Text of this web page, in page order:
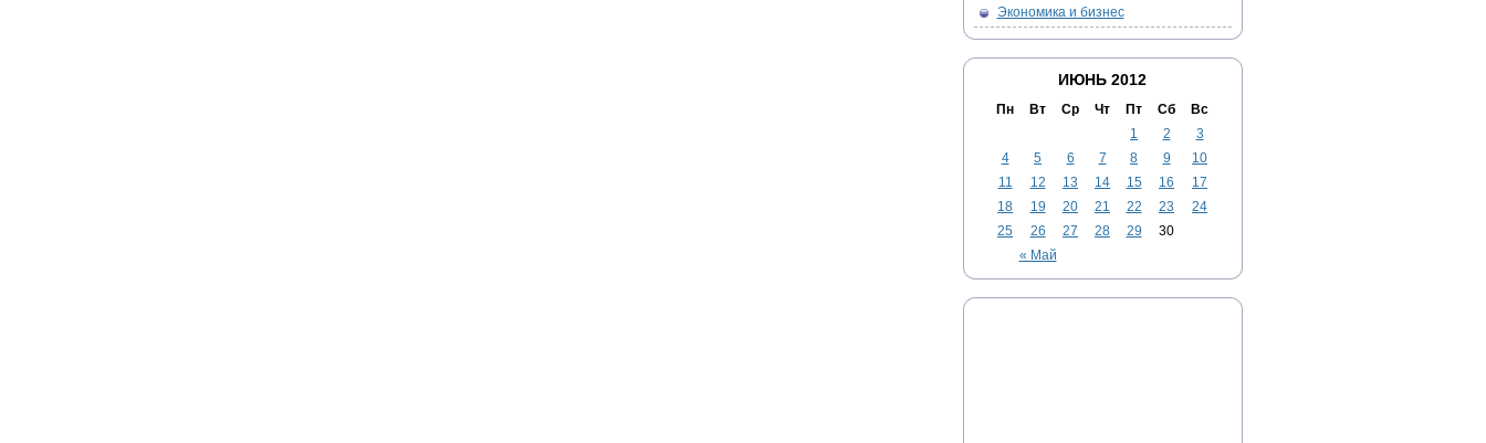
Экономика и бизнес
ИЮНЬ 2012
Пн Вт Ср Чт Пт Сб Вс
« Май
1 2
3
4
5 6 7 8 9
10
11
12 13 14 15 16
17
18
19 20 21 22 23
24
25
26 27 28 29 30